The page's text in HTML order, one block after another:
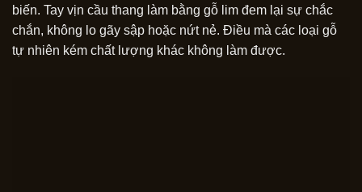
biến. Tay vịn cầu thang làm bằng gỗ lim đem lại sự chắc
chắn, không lo gãy sập hoặc nứt nẻ. Điều mà các loại gỗ
tự nhiên kém chất lượng khác không làm được.